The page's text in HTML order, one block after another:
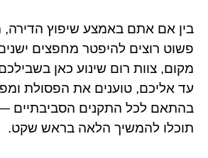
בין אם אתם באמצע שיפוץ
פשוט רוצים להיפטר מחפצים
מקום, צוות רום שינוע כאן
עד אליכם, טוענים את הפסולת
בהתאם לכל התקנים הסביבתיים
תוכלו להמשיך הלאה בראש שקט.